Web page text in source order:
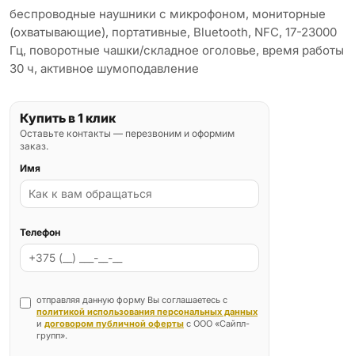
беспроводные наушники с микрофоном, мониторные
(охватывающие), портативные, Bluetooth, NFC, 17-23000
Гц, поворотные чашки/складное оголовье, время работы
30 ч, активное шумоподавление
Купить в 1 клик
Оставьте контакты — перезвоним и оформим
заказ.
Имя
Телефон
отправляя данную форму Вы соглашаетесь с
политикой использования персональных данных
и договором публичной оферты с ООО «Сайпл-
групп».